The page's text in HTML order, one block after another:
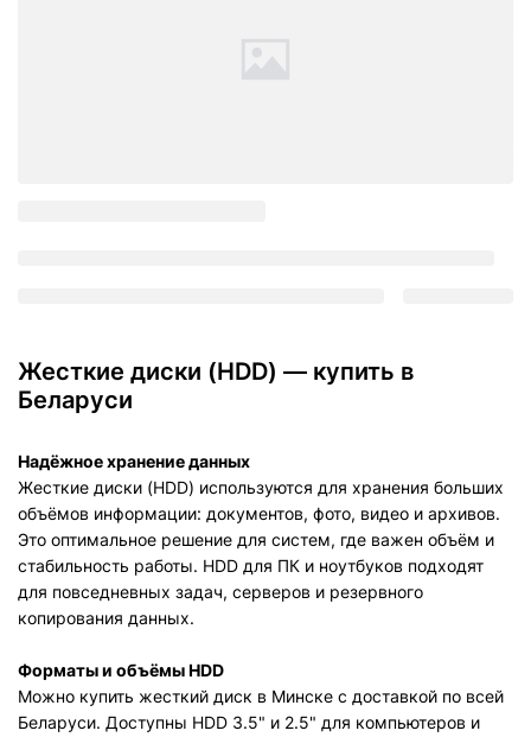
Жесткие диски (HDD) — купить в
Беларуси
Надёжное хранение данных
Жесткие диски (HDD) используются для хранения больших
объёмов информации: документов, фото, видео и архивов.
Это оптимальное решение для систем, где важен объём и
стабильность работы. HDD для ПК и ноутбуков подходят
для повседневных задач, серверов и резервного
копирования данных.
Форматы и объёмы HDD
Можно купить жесткий диск в Минске с доставкой по всей
Беларуси. Доступны HDD 3.5" и 2.5" для компьютеров и